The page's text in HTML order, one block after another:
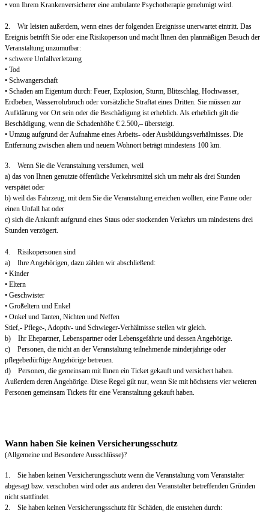
• von Ihrem Krankenversicherer eine ambulante Psychotherapie genehmigt wird.
2. Wir leisten außerdem, wenn eines der folgenden Ereignisse unerwartet eintritt. Das
Ereignis betrifft Sie oder eine Risikoperson und macht Ihnen den planmäßigen Besuch der
Veranstaltung unzumutbar:
• schwere Unfallverletzung
• Tod
• Schwangerschaft
• Schaden am Eigentum durch: Feuer, Explosion, Sturm, Blitzschlag, Hochwasser,
Erdbeben, Wasserrohrbruch oder vorsätzliche Straftat eines Dritten. Sie müssen zur
Aufklärung vor Ort sein oder die Beschädigung ist erheblich. Als erheblich gilt die
Beschädigung, wenn die Schadenhöhe € 2.500,– übersteigt.
• Umzug aufgrund der Aufnahme eines Arbeits- oder Ausbildungsverhältnisses. Die
Entfernung zwischen altem und neuem Wohnort beträgt mindestens 100 km.
3. Wenn Sie die Veranstaltung versäumen, weil
a) das von Ihnen genutzte öffentliche Verkehrsmittel sich um mehr als drei Stunden
verspätet oder
b) weil das Fahrzeug, mit dem Sie die Veranstaltung erreichen wollten, eine Panne oder
einen Unfall hat oder
c) sich die Ankunft aufgrund eines Staus oder stockenden Verkehrs um mindestens drei
Stunden verzögert.
4. Risikopersonen sind
a) Ihre Angehörigen, dazu zählen wir abschließend:
• Kinder
• Eltern
• Geschwister
• Großeltern und Enkel
• Onkel und Tanten, Nichten und Neffen
Stief,- Pflege-, Adoptiv- und Schwieger-Verhältnisse stellen wir gleich.
b) Ihr Ehepartner, Lebenspartner oder Lebensgefährte und dessen Angehörige.
c) Personen, die nicht an der Veranstaltung teilnehmende minderjährige oder
pflegebedürftige Angehörige betreuen.
d) Personen, die gemeinsam mit Ihnen ein Ticket gekauft und versichert haben.
Außerdem deren Angehörige. Diese Regel gilt nur, wenn Sie mit höchstens vier weiteren
Personen gemeinsam Tickets für eine Veranstaltung gekauft haben.
Wann haben Sie keinen Versicherungsschutz
(Allgemeine und Besondere Ausschlüsse)?
1. Sie haben keinen Versicherungsschutz wenn die Veranstaltung vom Veranstalter
abgesagt bzw. verschoben wird oder aus anderen den Veranstalter betreffenden Gründen
nicht stattfindet.
2. Sie haben keinen Versicherungsschutz für Schäden, die entstehen durch: